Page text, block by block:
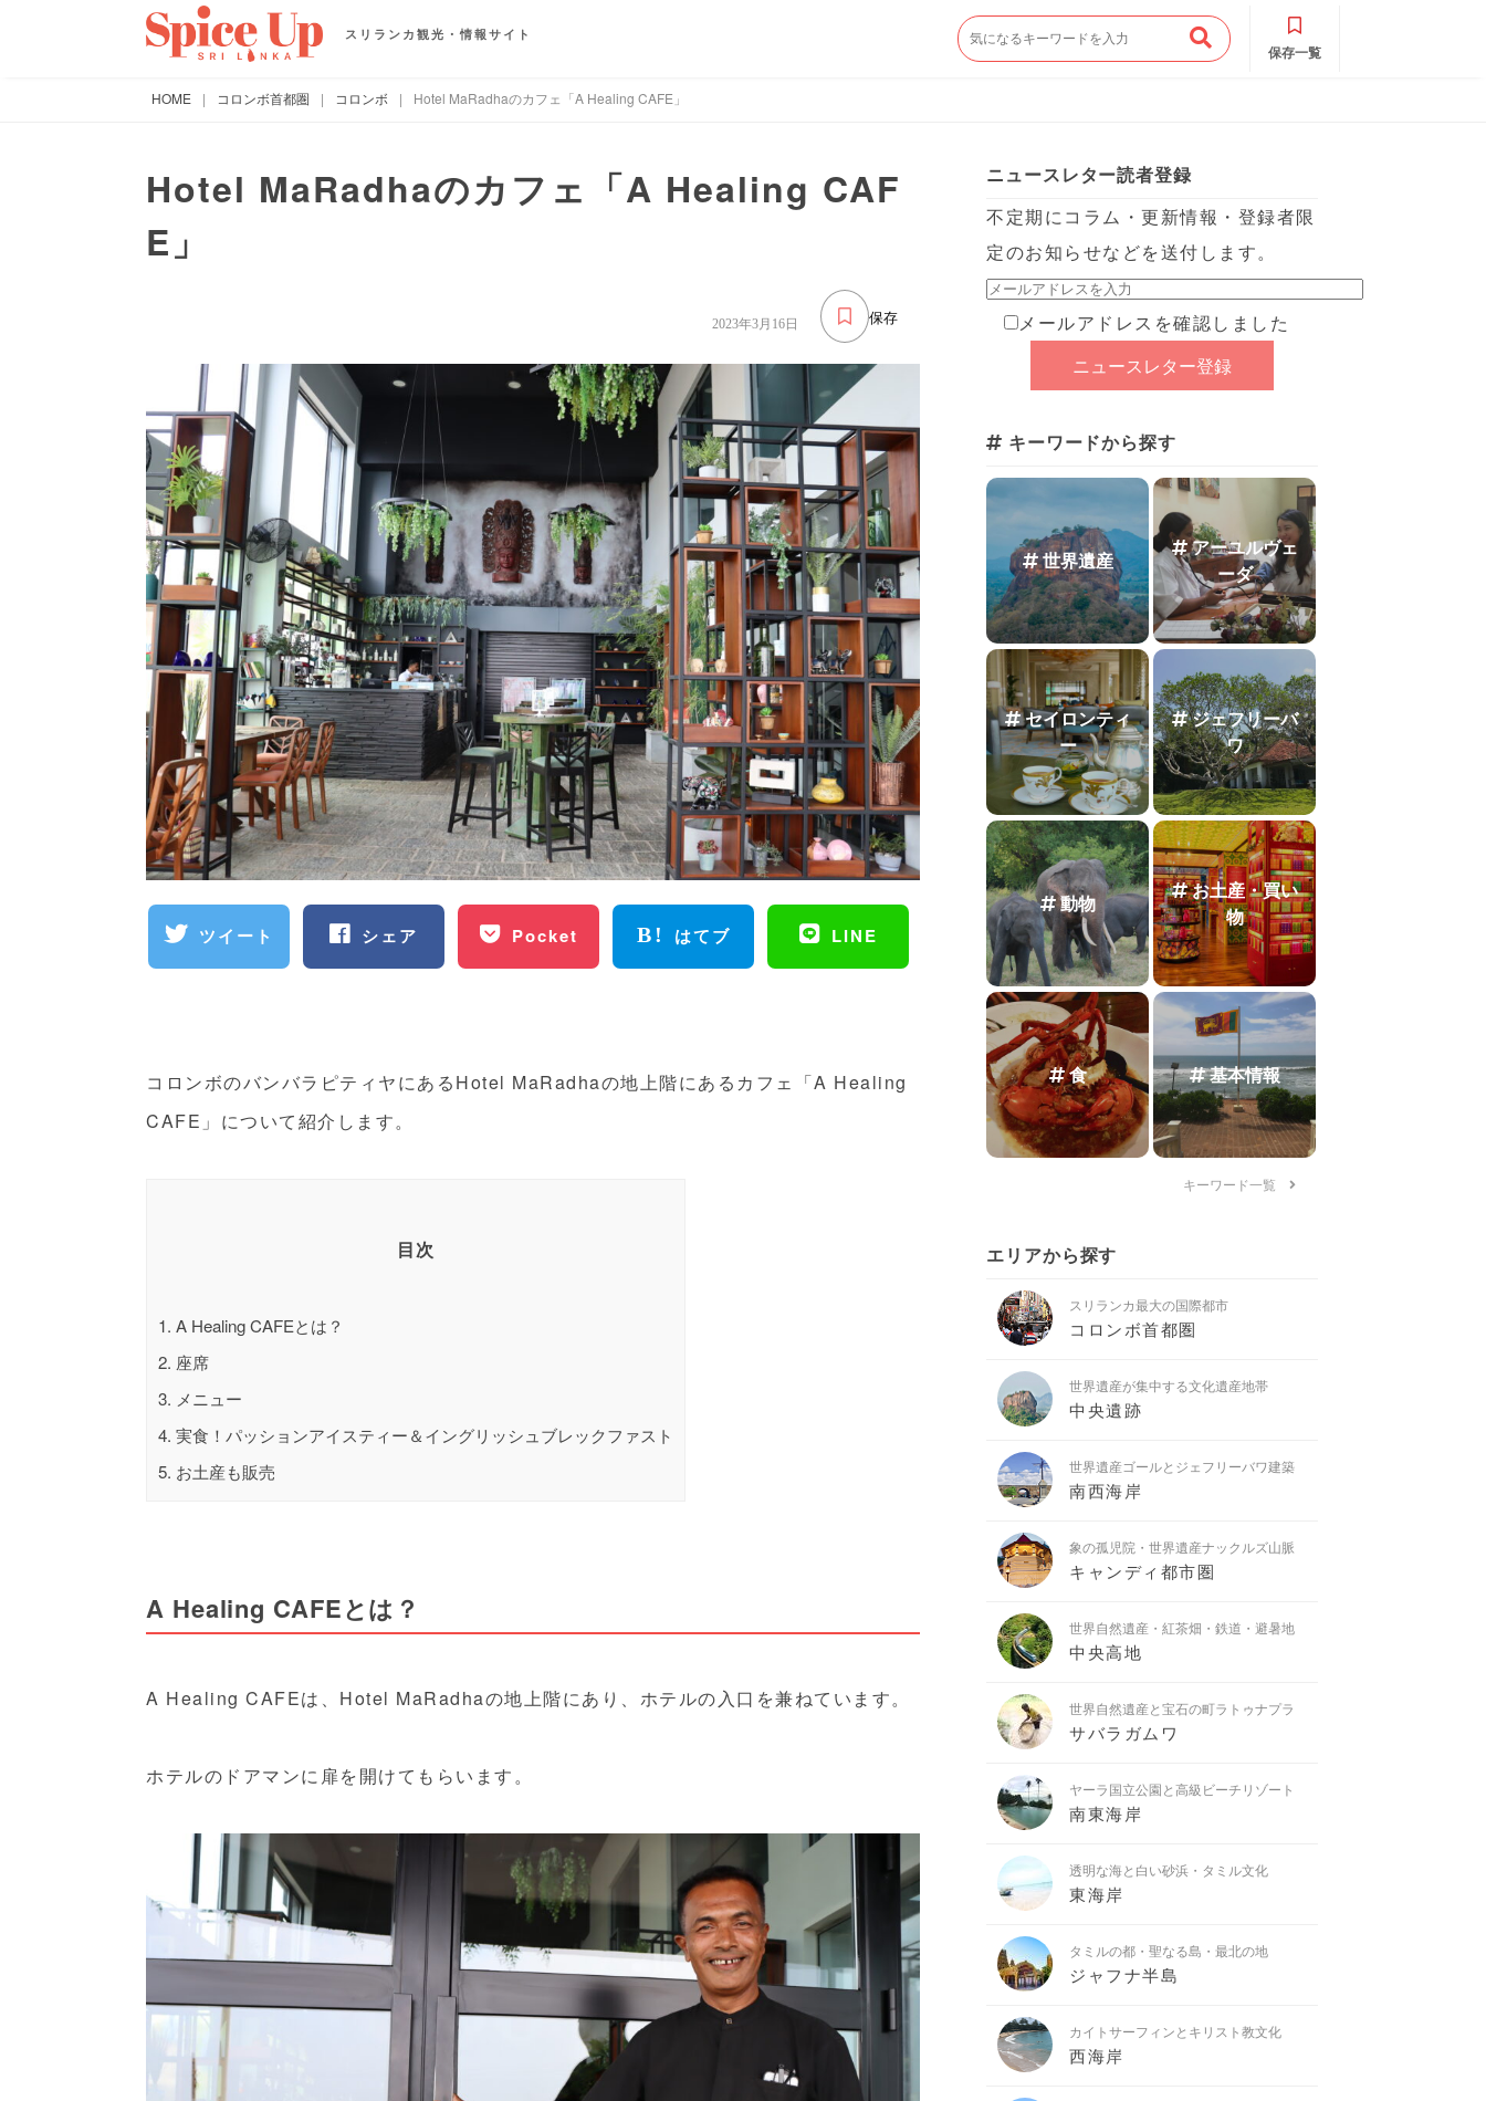
スリランカ観光・情報サイト
保存一覧
HOME | コロンボ首都圏 | コロンボ | Hotel MaRadhaのカフェ「A Healing CAFE」
Hotel MaRadhaのカフェ「A Healing CAF
E」
保存
2023年3月16日
ツイート シェア Pocket はてブ LINE
コロンボのバンバラピティヤにあるHotel MaRadhaの地上階にあるカフェ「A Healing
CAFE」について紹介します。
目次
1. A Healing CAFEとは？
2. 座席
3. メニュー
4. 実食！パッションアイスティー＆イングリッシュブレックファスト
5. お土産も販売
A Healing CAFEとは？
A Healing CAFEは、Hotel MaRadhaの地上階にあり、ホテルの入口を兼ねています。
ホテルのドアマンに扉を開けてもらいます。
ニュースレター読者登録
不定期にコラム・更新情報・登録者限
定のお知らせなどを送付します。
メールアドレスを確認しました
キーワードから探す
世界遺産
アーユルヴェ
ーダ
セイロンティ
ー
ジェフリーバ
ワ
動物
お土産・買い
物
食 基本情報
キーワード一覧
エリアから探す
スリランカ最大の国際都市
コロンボ首都圏
世界遺産が集中する文化遺産地帯
中央遺跡
世界遺産ゴールとジェフリーバワ建築
南西海岸
象の孤児院・世界遺産ナックルズ山脈
キャンディ都市圏
世界自然遺産・紅茶畑・鉄道・避暑地
中央高地
世界自然遺産と宝石の町ラトゥナプラ
サバラガムワ
ヤーラ国立公園と高級ビーチリゾート
南東海岸
透明な海と白い砂浜・タミル文化
東海岸
タミルの都・聖なる島・最北の地
ジャフナ半島
カイトサーフィンとキリスト教文化
西海岸